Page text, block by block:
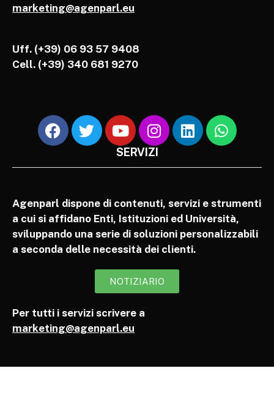
marketing@agenparl.eu
Uff. (+39) 06 93 57 9408
Cell. (+39) 340 681 9270
SERVIZI
Agenparl dispone di contenuti, servizi e strumenti
a cui si affidano Enti, Istituzioni ed Università,
sviluppando una serie di soluzioni personalizzabili
a seconda delle necessità dei clienti.
NOTIZIARIO
Per tutti i servizi scrivere a
marketing@agenparl.eu